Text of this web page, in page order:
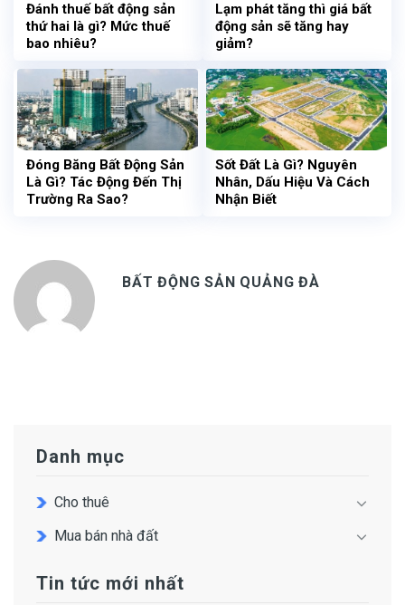
Đánh thuế bất động sản
thứ hai là gì? Mức thuế
bao nhiêu?
Lạm phát tăng thì giá bất
động sản sẽ tăng hay
giảm?
Đóng Băng Bất Động Sản
Là Gì? Tác Động Đến Thị
Trường Ra Sao?
Sốt Đất Là Gì? Nguyên
Nhân, Dấu Hiệu Và Cách
Nhận Biết
BẤT ĐỘNG SẢN QUẢNG ĐÀ
Danh mục
Cho thuê
Mua bán nhà đất
Tin tức mới nhất